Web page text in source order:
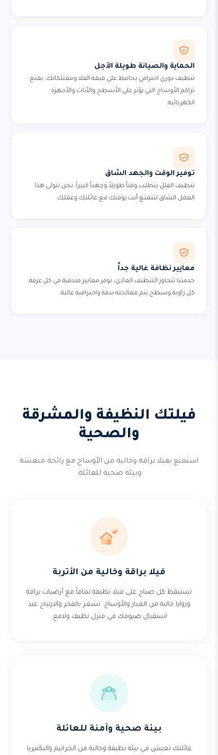
الحماية والصيانة طويلة الأجل
تنظيف دوري احترافي يحافظ على قيمة الفلا وممتلكاتك. يمنع
تراكم الأوساخ التي تؤثر على الأسطح والأثاث والأجهزة
الكهربائية.
توفير الوقت والجهد الشاق
تنظيف الفلل يتطلب وقتاً طويلاً وجهداً كبيراً. نحن نتولى هذا
العمل الشاق لتتمتع أنت بوقتك مع عائلتك وعملك.
معايير نظافة عالية جداً
خدمتنا تتجاوز التنظيف العادي، نوفر معايير فندقية في كل غرفة.
كل زاوية وسطح يتم معالجته بدقة واحترافية عالية.
فيلتك النظيفة والمشرقة
والصحية
استمتع بفيلا براقة وخالية من الأوساخ مع رائحة منعشة
وبيئة صحية للعائلة.
فيلا براقة وخالية من الأتربة
تستيقظ كل صباح على فيلا نظيفة تماماً مع أرضيات براقة
وزوايا خالية من الغبار والأوساخ. تشعر بالفخر والارتياح عند
استقبال ضيوفك في منزل نظيف ولامع.
بيئة صحية وآمنة للعائلة
عائلتك تعيش في بيئة نظيفة وخالية من الجراثيم والبكتيريا